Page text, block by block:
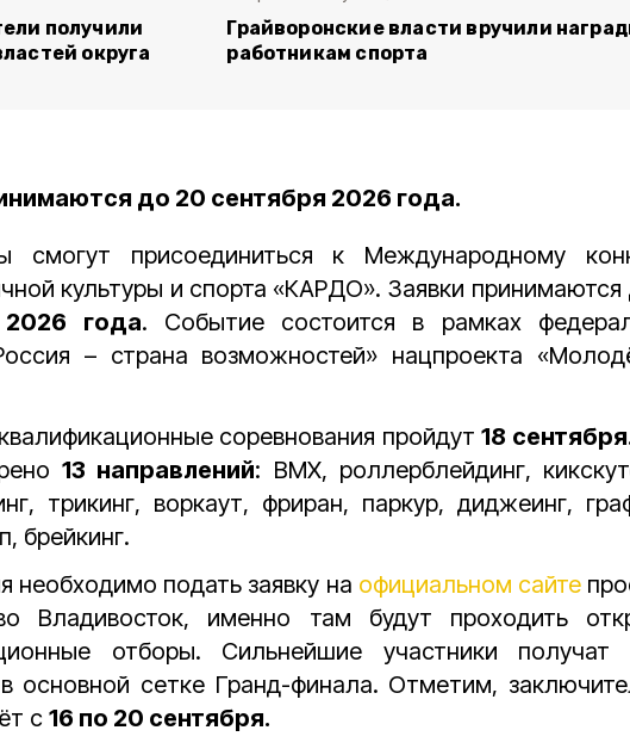
получили
округа
Грайворонские власти вручили
работникам спорта
до 20 сентября 2026 года.
смогут присоединиться к Международному
культуры и спорта «КАРДО». Заявки принимаются
2026 года. Событие состоится в рамках
– страна возможностей» нацпроекта
соревнования пройдут 18
13 направлений: BMX, роллерблейдинг,
трикинг, воркаут, фриран, паркур, диджеинг,
брейкинг.
необходимо подать заявку на официальном сайте
Владивосток, именно там будут проходить
отборы. Сильнейшие участники получат
основной сетке Гранд-финала. Отметим,
с 16 по 20 сентября.